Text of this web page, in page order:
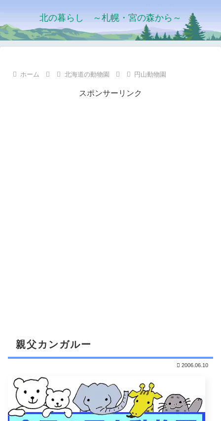
北の暮らし ～札幌・宮の森から～
ホーム 北海道の動物園 円山動物園
スポンサーリンク
親父カンガルー
2006.06.10